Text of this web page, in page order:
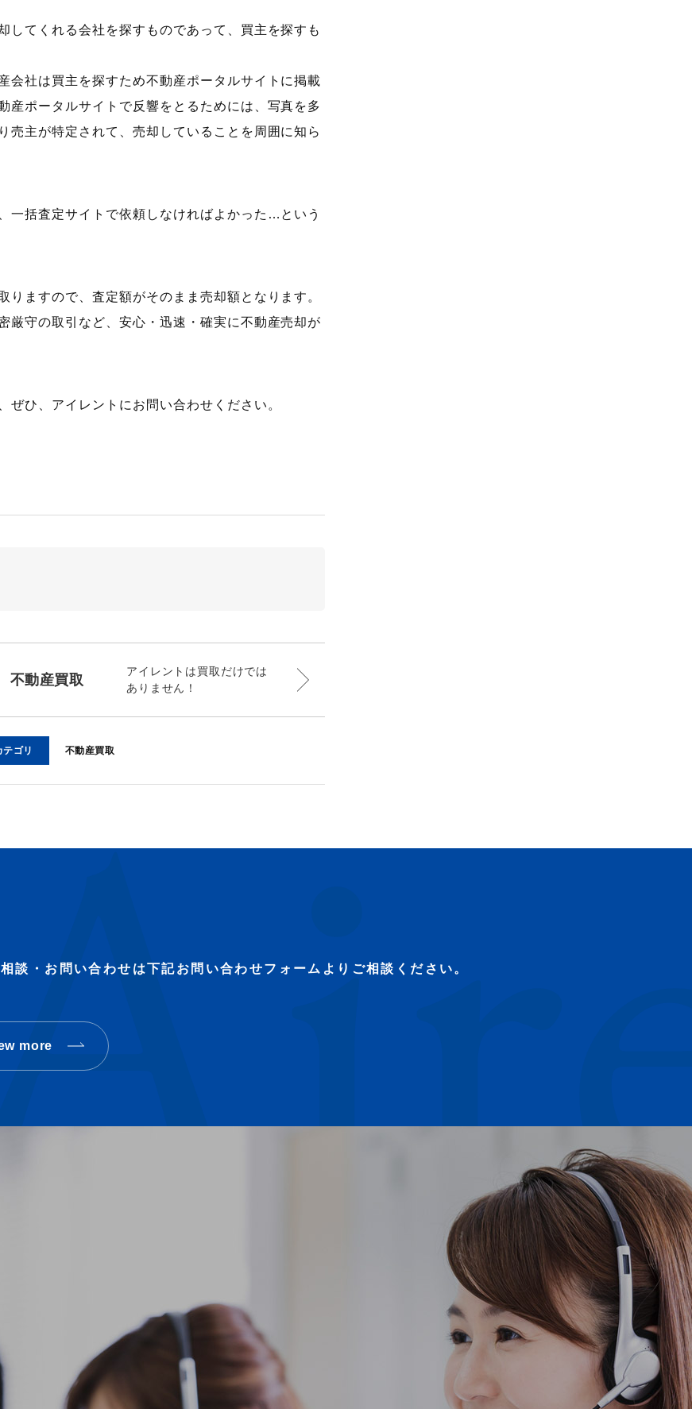
してくれる会社を探すものであって、買主を探すも
会社は買主を探すため不動産ポータルサイトに掲載
産ポータルサイトで反響をとるためには、写真を多
売主が特定されて、売却していることを周囲に知ら
一括査定サイトで依頼しなければよかった…という
りますので、査定額がそのまま売却額となります。
厳守の取引など、安心・迅速・確実に不動産売却が
ぜひ、アイレントにお問い合わせください。
不動産買取
アイレントは買取だけでは
ありません！
テゴリ 不動産買取
談・お問い合わせは下記お問い合わせフォームよりご相談ください。
more